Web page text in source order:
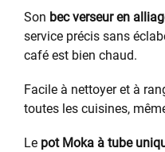
Son bec verseur en
service précis sans
café est bien chaud.
Facile à nettoyer et à
toutes les cuisines,
Le pot Moka à tube